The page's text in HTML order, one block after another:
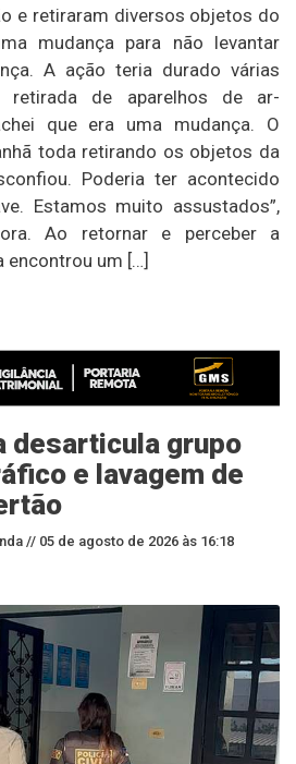
e retiraram diversos objetos do
mudança para não levantar
A ação teria durado várias
de aparelhos de ar-
que era uma mudança. O
toda retirando os objetos da
Poderia ter acontecido
Estamos muito assustados”,
Ao retornar e perceber a
encontrou um […]
desarticula grupo
e lavagem de
// 05 de agosto de 2026 às 16:18